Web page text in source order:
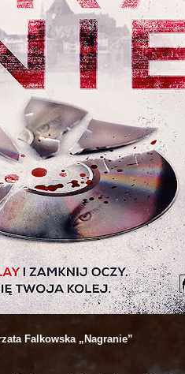
Falkowska „Nagranie”